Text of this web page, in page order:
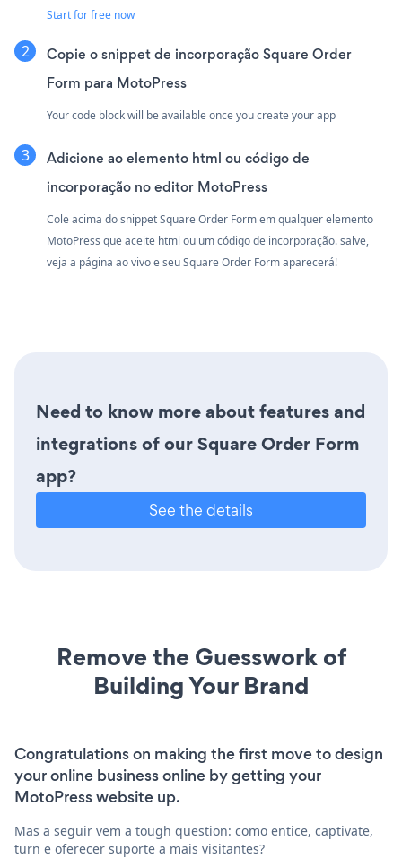
Start for free now
Copie o snippet de incorporação Square Order
Form para MotoPress
Your code block will be available once you create your app
Adicione ao elemento html ou código de
incorporação no editor MotoPress
Cole acima do snippet Square Order Form em qualquer elemento
MotoPress que aceite html ou um código de incorporação. salve,
veja a página ao vivo e seu Square Order Form aparecerá!
Need to know more about features and
integrations of our Square Order Form
app?
See the details
Remove the Guesswork of
Building Your Brand
Congratulations on making the first move to design
your online business online by getting your
MotoPress website up.
Mas a seguir vem a tough question: como entice, captivate,
turn e oferecer suporte a mais visitantes?